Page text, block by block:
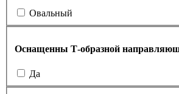
Овальный
Оснащенны Т-образной
Да